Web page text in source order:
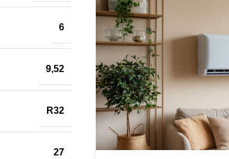
6
9,52
R32
27